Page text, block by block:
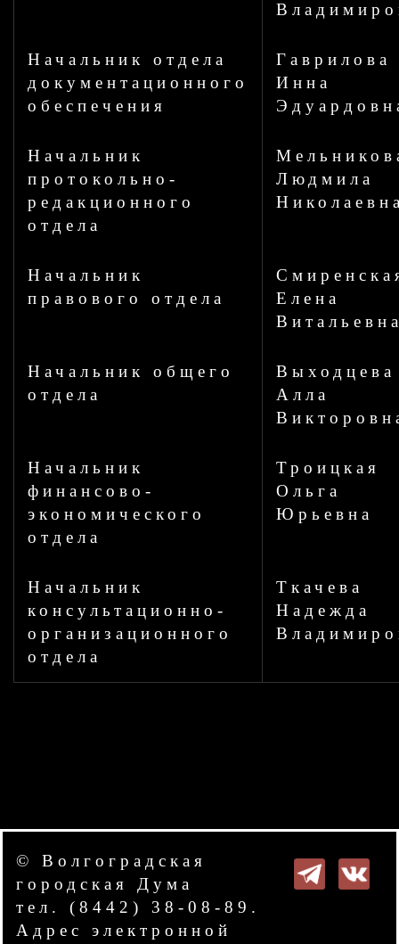
Начальник отдела
документационного
обеспечения
Гаврилова
Инна
Начальник
протокольно-
редакционного
отдела
Людмила
Начальник
правового отдела
Елена
Начальник общего
отдела
Выходцева
Алла
Начальник
финансово-
экономического
отдела
Троицкая
Ольга
Юрьевна
Начальник
консультационно-
организационного
отдела
Ткачева
Надежда
© Волгоградская
городская Дума
тел. (8442) 38-08-89.
Адрес электронной